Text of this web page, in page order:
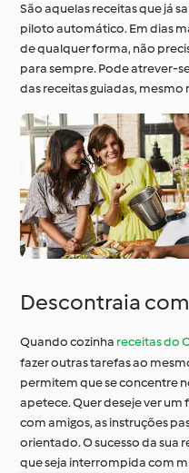
São aquelas receitas que já
piloto automático. Em dias
de qualquer forma, não
para sempre. Pode atrever-
das receitas guiadas,
Descontraia
Quando cozinha receitas do
fazer outras tarefas ao
permitem que se concentre
apetece. Quer deseje ver
com amigos, as instruções
orientado. O sucesso da sua
que seja interrompida com